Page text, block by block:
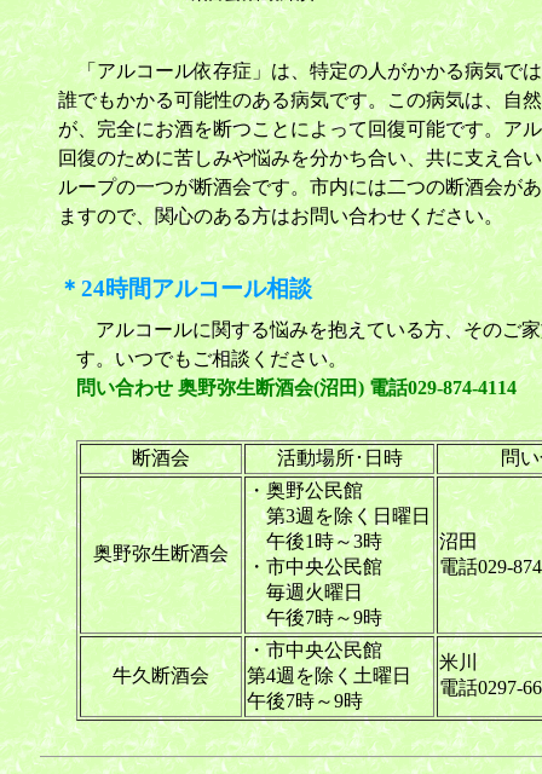
「アルコール依存症」は、特定の人がかかる病気で
誰でもかかる可能性のある病気です。この病気は、自
が、完全にお酒を断つことによって回復可能です。ア
回復のために苦しみや悩みを分かち合い、共に支え合
ループの一つが断酒会です。市内には二つの断酒会が
ますので、関心のある方はお問い合わせください。
＊24時間アルコール相談
アルコールに関する悩みを抱えている方、そのご
す。いつでもご相談ください。
問い合わせ 奥野弥生断酒会(沼田) 電話029-874-4114
断酒会 活動場所･日時 問
奥野弥生断酒会
・奥野公民館
第3週を除く日曜日
午後1時～3時
・市中央公民館
毎週火曜日
午後7時～9時
沼田
電話029-
牛久断酒会
・市中央公民館
第4週を除く土曜日
午後7時～9時
米川
電話0297-